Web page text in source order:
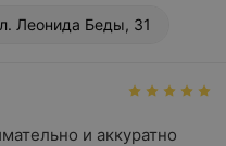
Леонида Беды, 31
и аккуратно